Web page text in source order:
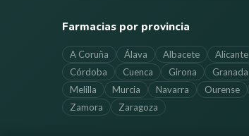
Farmacias por provincia
A Coruña Álava Albacete Alicante
Córdoba
Cuenca Girona Granada
Melilla
Murcia Navarra Ourense
Zamora
Zaragoza